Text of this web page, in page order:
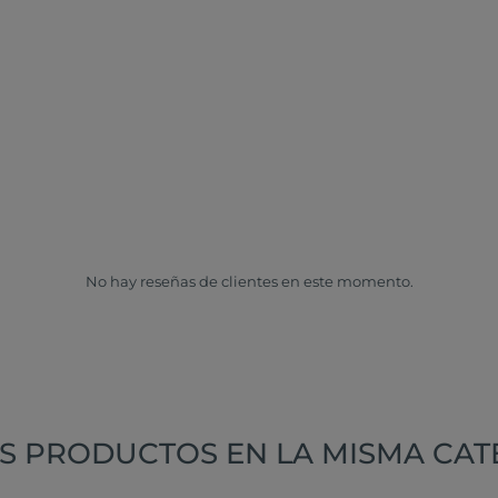
No hay reseñas de clientes en este momento.
PRODUCTOS EN LA MISMA